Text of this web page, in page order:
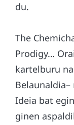
du.
The
Prodigy…
kartelburu
Ideia bat
ginen